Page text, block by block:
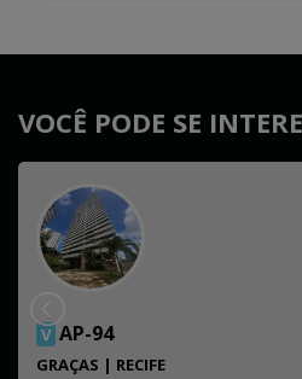
VOCÊ PODE SE
V AP-94
GRAÇAS | RECIFE